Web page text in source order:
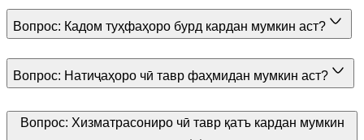
Вопрос: Кадом туҳфаҳоро бурд кардан мумкин аст?
Вопрос: Натиҷаҳоро чӣ тавр фаҳмидан мумкин аст?
Вопрос: Хизматрасониро чӣ тавр қатъ кардан мумкин